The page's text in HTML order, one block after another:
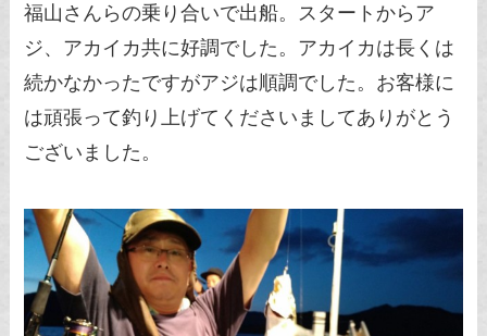
福山さんらの乗り合いで出船。スタートからア
ジ、アカイカ共に好調でした。アカイカは長くは
続かなかったですがアジは順調でした。お客様に
は頑張って釣り上げてくださいましてありがとう
ございました。